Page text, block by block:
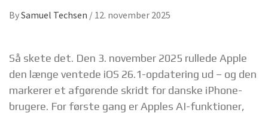
BySamuel Techsen / 12. november 2025
Så skete det. Den 3. november 2025 rullede Apple
den længe ventede iOS 26.1-opdatering ud – og den
markerer et afgørende skridt for danske iPhone-
brugere. For første gang er Apples AI-funktioner,